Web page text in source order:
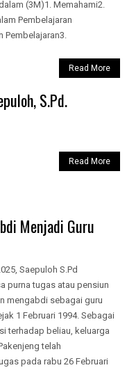
(3M)1. Memahami2.
Pembelajaran
Pembelajaran3.
Read More
S.Pd.
Read More
Menjadi Guru
Saepuloh S.Pd
purna tugas atau pensiun
mengabdi sebagai guru
1 Februari 1994. Sebagai
terhadap beliau, keluarga
telah
pada rabu 26 Februari